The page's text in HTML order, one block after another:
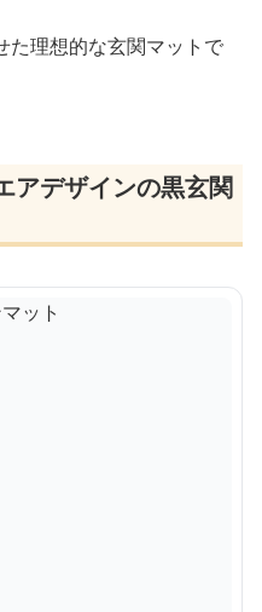
た理想的な玄関マットで
アデザインの黒玄関